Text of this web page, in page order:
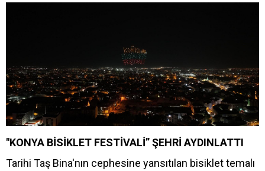
"KONYA BİSİKLET FESTİVALİ” ŞEHRİ AYDINLATTI
Tarihi Taş Bina'nın cephesine yansıtılan bisiklet temalı